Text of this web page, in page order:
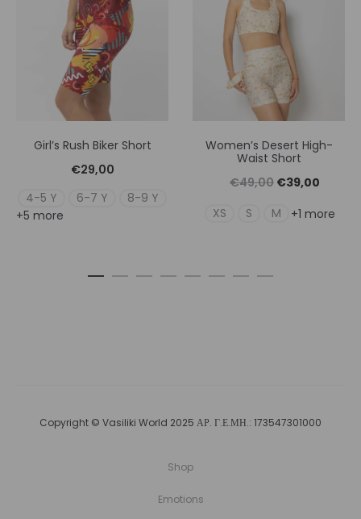
Girl’s Rush Biker Short
€29,00
4-5 Y
6-7 Y
8-9 Y
+5 more
Women’s Desert High-
Waist Short
€49,00 Original
price
€39,00
XS S M +1 more
Copyright © Vasiliki World 2025 ΑΡ. Γ.Ε.ΜΗ.: 173547301000
Shop
Emotions